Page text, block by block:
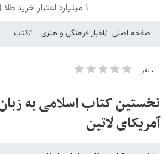
۱ میلیارد اعتبار خرید طلا | بدون ضامن و چک
صفحه اصلی اخبار فرهنگی و هنری کتاب
۰ نفر
نخستین کتاب اسلامی به
آمریکای لاتین